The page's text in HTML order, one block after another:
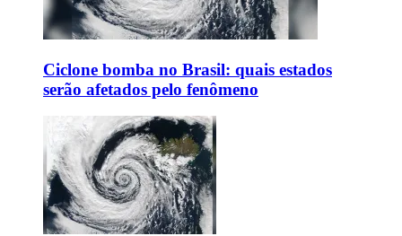
Ciclone bomba no Brasil: quais estados
serão afetados pelo fenômeno